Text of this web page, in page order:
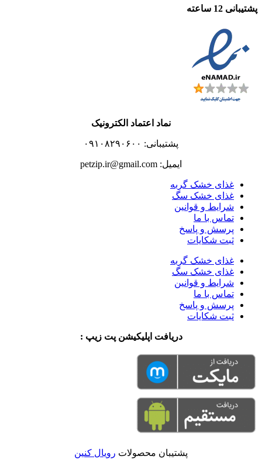
پشتیبانی 12 ساعته
نماد اعتماد الکترونیک
پشتیبانی: ۰۹۱۰۸۲۹۰۶۰۰
ایمیل: petzip.ir@gmail.com
غذای خشک گربه
غذای خشک سگ
شرایط و قوانین
تماس با ما
پرسش و پاسخ
ثبت شکایات
غذای خشک گربه
غذای خشک سگ
شرایط و قوانین
تماس با ما
پرسش و پاسخ
ثبت شکایات
دریافت اپلیکیشن پت زیپ :
پشتیبان محصولات رویال کنین